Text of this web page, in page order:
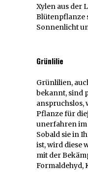
Xylen aus der
Blütenpflanze
Sonnenlicht
Grünlilie
Grünlilien,
bekannt, sind
anspruchslos,
Pflanze für
unerfahren im
Sobald sie in
ist, wird diese
mit der
Formaldehyd,